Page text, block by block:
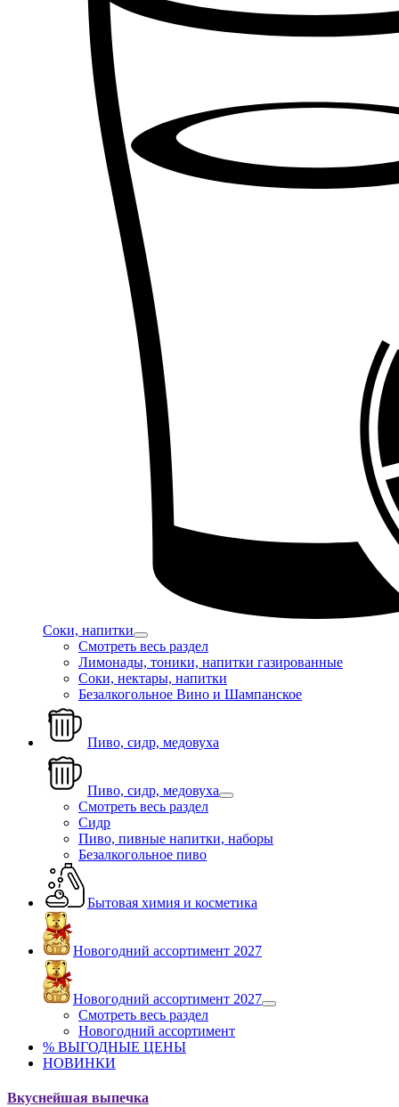
Соки, напитки
Смотреть весь раздел
Лимонады, тоники, напитки газированные
Соки, нектары, напитки
Безалкогольное Вино и Шампанское
Пиво, сидр, медовуха
Пиво, сидр, медовуха
Смотреть весь раздел
Сидр
Пиво, пивные напитки, наборы
Безалкогольное пиво
Бытовая химия и косметика
Новогодний ассортимент 2027
Новогодний ассортимент 2027
Смотреть весь раздел
Новогодний ассортимент
% ВЫГОДНЫЕ ЦЕНЫ
НОВИНКИ
Вкуснейшая выпечка